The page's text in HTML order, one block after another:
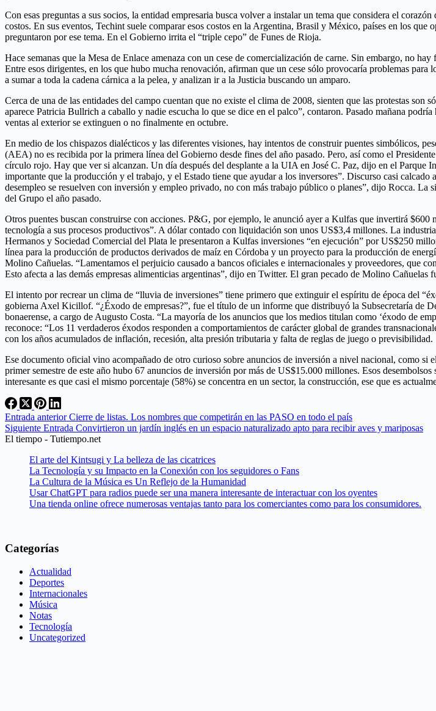
Con esas preguntas a sus socios, la entidad empresaria busca volver a instalar un tema que considera el
costos. En sus eventos, Techint suele comparar esos costos en la Argentina, Brasil y México, países en los
preguntaron por ese tema. En el Gobierno irrita el “triple cepo” de Funes de Rioja.
Hace semanas que la Mesa de Enlace amenaza con un cese de comercialización de carne. Sin embargo, no
Entre esos dirigentes, en los que hubo mucha renovación, afirman que un cese sólo provocaría problemas
a sumar a toda la cadena cárnica a la pelea, y analizan ir a la Justicia buscando un amparo.
Cerca de una de las entidades del campo cuentan que no existe el clima de 2008, sienten que las protestas
aparece Patricia Bullrich a caballo y nadie escucha lo que se dice en el palco”, contaron. Pasado mañana
ventas al exterior se extinguen o no finalmente en octubre.
En medio de los chispazos dialécticos y las diferentes visiones, hay intentos de construir puentes simbólicos,
(AEA) no es recibida por la primera línea del Gobierno desde fines del año pasado. Pero, así como el
círculo rojo. Hay que ver si alcanzan. Un día después del desplante a la UIA en José C. Paz, dijo en el
importante que la producción y el trabajo, y el Estado tiene que ayudar a los inversores”. Discurso casi
desempleo se resuelven con inversión y empleo privado, no con más trabajo público o planes”, dijo Rocca.
del Grupo el año pasado.
Otros puentes buscan construirse con acciones. P&G, por ejemplo, le anunció ayer a Kulfas que invertirá
tecnología a sus procesos productivos”. A dólar contado con liquidación son unos US$3,4 millones. La
Hermanos y Sociedad Comercial del Plata le presentaron a Kulfas inversiones “en ejecución” por US$250
línea para la producción de productos derivados de maíz en Córdoba y un proyecto para la producción de
Molino Cañuelas. “Lamentamos el perjuicio causado a bancos oficiales e internacionales y proveedores, que
Esto afecta a las demás empresas alimenticias argentinas”, dijo en Twitter. El gran pecado de Molino Cañuelas
El intento por recrear un clima de “lluvia de inversiones” tiene primero que extinguir el espíritu de época del
gobierna Axel Kicillof. “¿Éxodo de empresas?”, fue el título de un informe que distribuyó la Subsecretaría de
bonaerense, a cargo de Augusto Costa. “La mayoría de los anuncios que los medios titulan como ‘éxodo de
reconoce: “Los 11 verdaderos éxodos responden a comportamientos de carácter global de grandes
con los años acumulados de inflación, recesión, alta presión tributaria y falta de reglas de juego o previsibilidad.
Ese documento oficial vino acompañado de otro curioso sobre anuncios de inversión a nivel nacional, como
primer semestre de este año hubo 67 anuncios de inversión por más de US$15.000 millones. Esos
interesante es que casi el mismo porcentaje (58%) se concentra en un sector, la construcción, ese que es
Entrada anteriorCierre de listas. Los nombres que competirán en las PASO en todo el país
Siguiente Entrada Convirtieron un jardín inglés en un espacio naturalizado apto para recibir aves y mariposas
El tiempo - Tutiempo.net
El arte del Kintsugi y La belleza de las cicatrices
La Tecnología y su Impacto en la Conexión con los seguidores o Fans
La Cultura de la Música es Un Reflejo de la Humanidad
Usar ChatGPT para radios puede ser una manera interesante de interactuar con los oyentes
Una tienda online ofrece numerosas ventajas tanto para los comerciantes como para los consumidores.
Categorías
Actualidad
Deportes
Internacionales
Música
Notas
Tecnología
Uncategorized